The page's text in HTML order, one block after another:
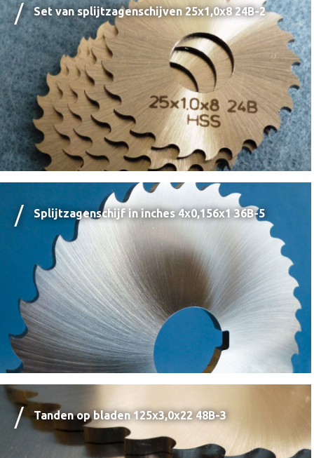
Set van splijtzagenschijven 25x1,0x8 24B-2
Splijtzagenschijf in inches 4x0,156x1 36B-5
Tanden op bladen 125x3,0x22 48B-3